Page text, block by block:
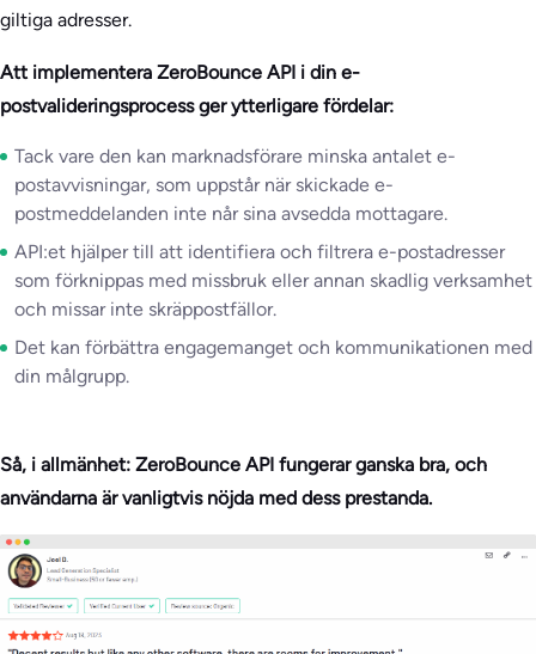
giltiga adresser.
Att implementera ZeroBounce API i din e-
postvalideringsprocess ger ytterligare fördelar:
Tack vare den kan marknadsförare minska antalet e-
postavvisningar, som uppstår när skickade e-
postmeddelanden inte når sina avsedda mottagare.
API:et hjälper till att identifiera och filtrera e-postadresser
som förknippas med missbruk eller annan skadlig verksamhet
och missar inte skräppostfällor.
Det kan förbättra engagemanget och kommunikationen med
din målgrupp.
Så, i allmänhet: ZeroBounce API fungerar ganska bra, och
användarna är vanligtvis nöjda med dess prestanda.